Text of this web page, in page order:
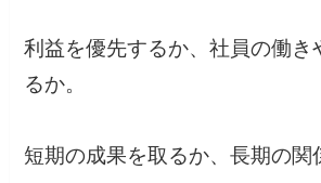
利益を優先するか、社員の働き
るか。
短期の成果を取るか、長期の関